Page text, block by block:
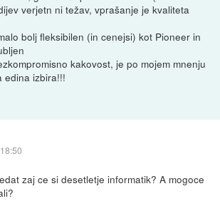
verjetn ni težav, vprašanje je kvaliteta
bolj fleksibilen (in cenejsi) kot Pioneer in
kakovost, je po mojem mnenju
edina izbira!!!
zaj ce si desetletje informatik? A mogoce